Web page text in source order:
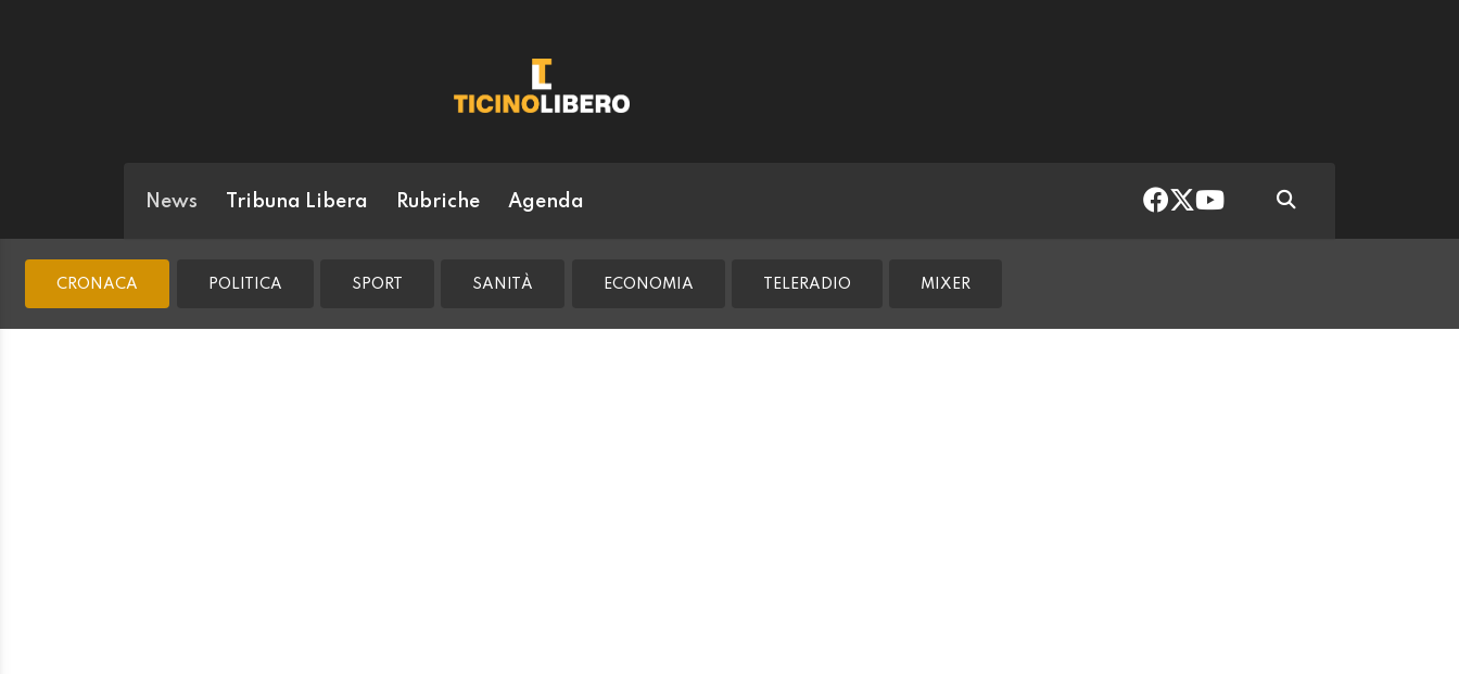
News Tribuna Libera Rubriche Agenda
CRONACA POLITICA SPORT SANITÀ ECONOMIA TELERADIO MIXER